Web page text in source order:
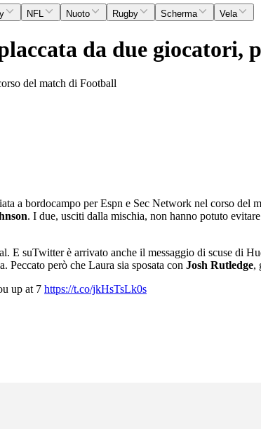
NFL Nuoto Rugby Scherma Vela
da due giocatori,
del match di Football
a bordocampo per Espn e Sec Network nel corso del
. I due, usciti dalla mischia, non hanno potuto
E suTwitter è arrivato anche il messaggio di scuse di
però che Laura sia sposata con Josh Rutledge,
up at 7 https://t.co/jkHsTsLk0s